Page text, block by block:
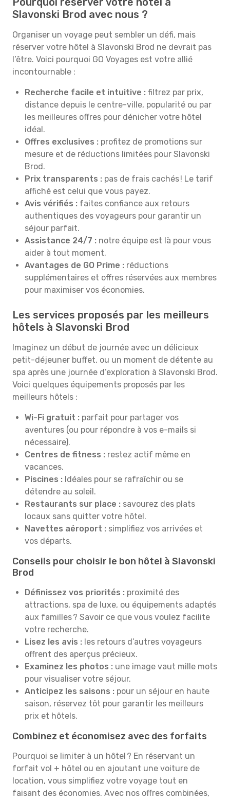
Slavonski Brod avec nous ?
Organiser un voyage peut sembler un défi, mais
réserver votre hôtel à Slavonski Brod ne devrait pas
l’être. Voici pourquoi GO Voyages est votre allié
incontournable :
Recherche facile et intuitive : filtrez par prix,
distance depuis le centre-ville, popularité ou par
les meilleures offres pour dénicher votre hôtel
idéal.
Offres exclusives : profitez de promotions sur
mesure et de réductions limitées pour Slavonski
Brod.
Prix transparents : pas de frais cachés ! Le tarif
affiché est celui que vous payez.
Avis vérifiés : faites confiance aux retours
authentiques des voyageurs pour garantir un
séjour parfait.
Assistance 24/7 : notre équipe est là pour vous
aider à tout moment.
Avantages de GO Prime : réductions
supplémentaires et offres réservées aux membres
pour maximiser vos économies.
Les services proposés par les meilleurs
hôtels à Slavonski Brod
Imaginez un début de journée avec un délicieux
petit-déjeuner buffet, ou un moment de détente au
spa après une journée d’exploration à Slavonski Brod.
Voici quelques équipements proposés par les
meilleurs hôtels :
Wi-Fi gratuit : parfait pour partager vos
aventures (ou pour répondre à vos e-mails si
nécessaire).
Centres de fitness : restez actif même en
vacances.
Piscines : Idéales pour se rafraîchir ou se
détendre au soleil.
Restaurants sur place : savourez des plats
locaux sans quitter votre hôtel.
Navettes aéroport : simplifiez vos arrivées et
vos départs.
Conseils pour choisir le bon hôtel à Slavonski
Brod
Définissez vos priorités : proximité des
attractions, spa de luxe, ou équipements adaptés
aux familles ? Savoir ce que vous voulez facilite
votre recherche.
Lisez les avis : les retours d’autres voyageurs
offrent des aperçus précieux.
Examinez les photos : une image vaut mille mots
pour visualiser votre séjour.
Anticipez les saisons : pour un séjour en haute
saison, réservez tôt pour garantir les meilleurs
prix et hôtels.
Combinez et économisez avec des forfaits
Pourquoi se limiter à un hôtel ? En réservant un
forfait vol + hôtel ou en ajoutant une voiture de
location, vous simplifiez votre voyage tout en
faisant des économies. Avec nos offres combinées,